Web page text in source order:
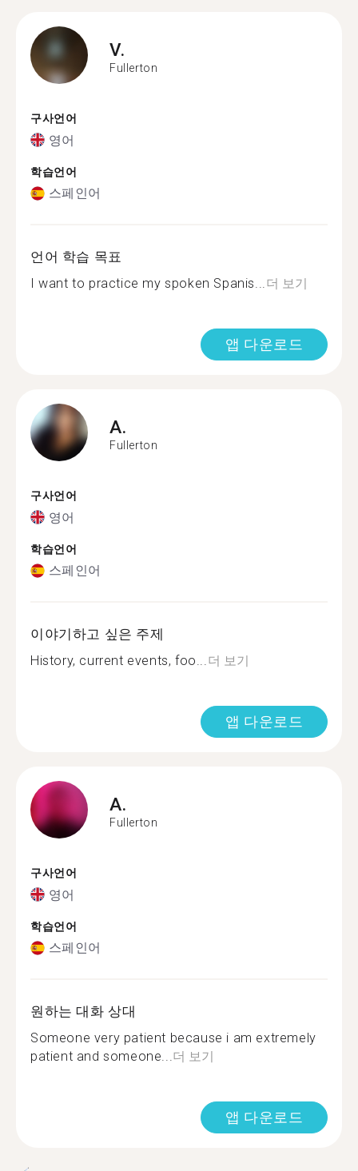
V.
Fullerton
구사언어
영어
학습언어
스페인어
언어 학습 목표
I want to practice my spoken Spanis...더 보기
앱 다운로드
A.
Fullerton
구사언어
영어
학습언어
스페인어
이야기하고 싶은 주제
History, current events, foo...더 보기
앱 다운로드
A.
Fullerton
구사언어
영어
학습언어
스페인어
원하는 대화 상대
Someone very patient because i am extremely
patient and someone...더 보기
앱 다운로드